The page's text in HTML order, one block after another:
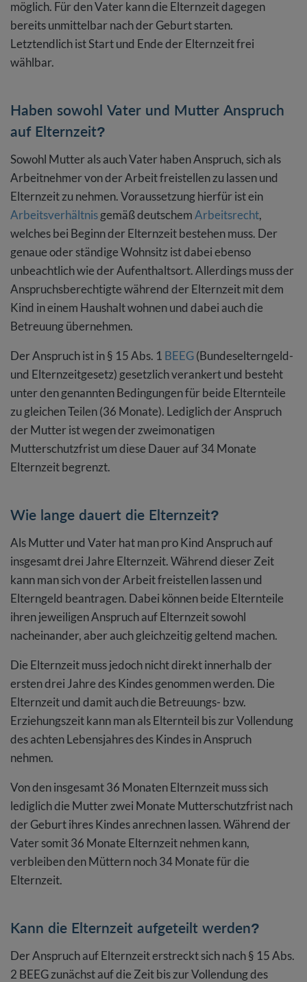
möglich. Für den Vater kann die Elternzeit dagegen
bereits unmittelbar nach der Geburt starten.
Letztendlich ist Start und Ende der Elternzeit frei
wählbar.
Haben sowohl Vater und Mutter Anspruch
auf Elternzeit?
Sowohl Mutter als auch Vater haben Anspruch, sich als
Arbeitnehmer von der Arbeit freistellen zu lassen und
Elternzeit zu nehmen. Voraussetzung hierfür ist ein
Arbeitsverhältnisgemäß deutschemArbeitsrecht,
welches bei Beginn der Elternzeit bestehen muss. Der
genaue oder ständige Wohnsitz ist dabei ebenso
unbeachtlich wie der Aufenthaltsort. Allerdings muss der
Anspruchsberechtigte während der Elternzeit mit dem
Kind in einem Haushalt wohnen und dabei auch die
Betreuung übernehmen.
Der Anspruch ist in § 15 Abs. 1 BEEG(Bundeselterngeld-
und Elternzeitgesetz) gesetzlich verankert und besteht
unter den genannten Bedingungen für beide Elternteile
zu gleichen Teilen (36 Monate). Lediglich der Anspruch
der Mutter ist wegen der zweimonatigen
Mutterschutzfrist um diese Dauer auf 34 Monate
Elternzeit begrenzt.
Wie lange dauert die Elternzeit?
Als Mutter und Vater hat man pro Kind Anspruch auf
insgesamt drei Jahre Elternzeit. Während dieser Zeit
kann man sich von der Arbeit freistellen lassen und
Elterngeld beantragen. Dabei können beide Elternteile
ihren jeweiligen Anspruch auf Elternzeit sowohl
nacheinander, aber auch gleichzeitig geltend machen.
Die Elternzeit muss jedoch nicht direkt innerhalb der
ersten drei Jahre des Kindes genommen werden. Die
Elternzeit und damit auch die Betreuungs- bzw.
Erziehungszeit kann man als Elternteil bis zur Vollendung
des achten Lebensjahres des Kindes in Anspruch
nehmen.
Von den insgesamt 36 Monaten Elternzeit muss sich
lediglich die Mutter zwei Monate Mutterschutzfrist nach
der Geburt ihres Kindes anrechnen lassen. Während der
Vater somit 36 Monate Elternzeit nehmen kann,
verbleiben den Müttern noch 34 Monate für die
Elternzeit.
Kann die Elternzeit aufgeteilt werden?
Der Anspruch auf Elternzeit erstreckt sich nach § 15 Abs.
2 BEEG zunächst auf die Zeit bis zur Vollendung des